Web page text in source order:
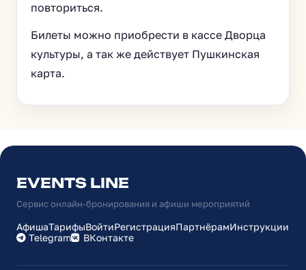
повториться.
Билеты можно приобрести в кассе Дворца
культуры, а так же действует Пушкинская
карта.
EVENTS LINE
Сервис онлайн-бронирования и афиши мероприятий
АфишаТарифыВойтиРегистрацияПартнёрамИнструкции
Telegram
ВКонтакте